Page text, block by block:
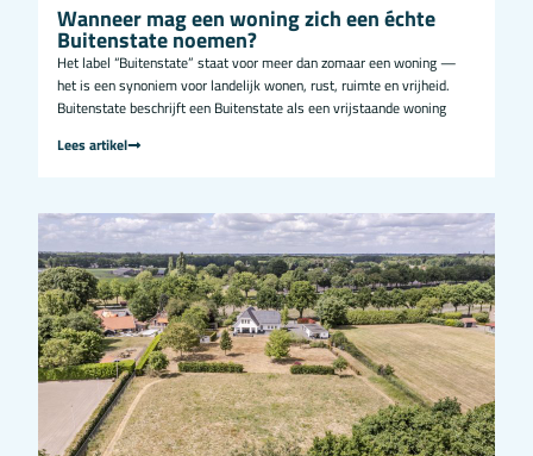
Wanneer mag een woning zich een échte
Buitenstate noemen?
Het label “Buitenstate” staat voor meer dan zomaar een woning —
het is een synoniem voor landelijk wonen, rust, ruimte en vrijheid.
Buitenstate beschrijft een Buitenstate als een vrijstaande woning
Lees artikel